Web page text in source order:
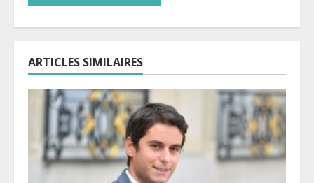
ARTICLES SIMILAIRES